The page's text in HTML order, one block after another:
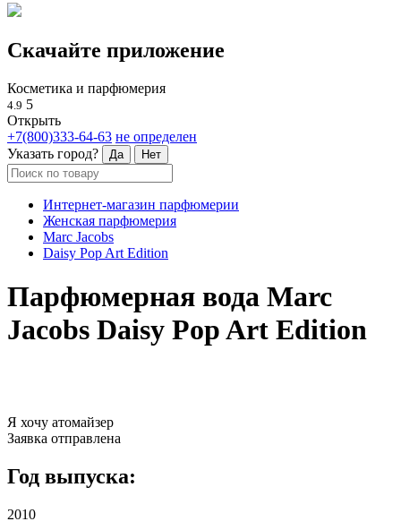
Скачайте приложение
Косметика и парфюмерия
4.9 5
Открыть
+7(800)333-64-63 не определен
Указать город?
Да Нет
Интернет-магазин парфюмерии
Женская парфюмерия
Marc Jacobs
Daisy Pop Art Edition
Парфюмерная вода Marc
Jacobs Daisy Pop Art Edition
Я хочу атомайзер
Заявка отправлена
Год выпуска:
2010